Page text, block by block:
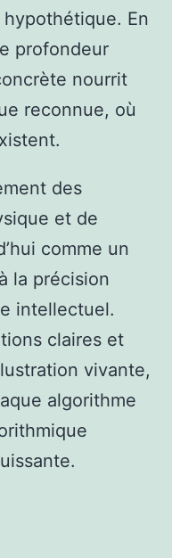
En
profondeur
nourrit
reconnue, où
des
et de
comme un
la précision
intellectuel.
claires et
vivante,
algorithme